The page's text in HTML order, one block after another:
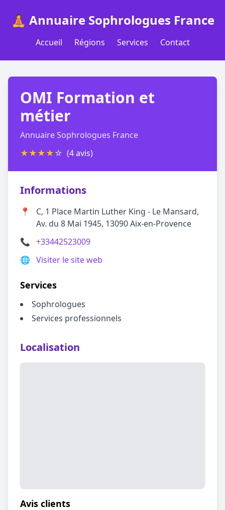
🧘 Annuaire Sophrologues France
Accueil Régions Services Contact
OMI Formation et
métier
Annuaire Sophrologues France
★★★★☆ (4 avis)
Informations
📍
C, 1 Place Martin Luther King - Le Mansard,
Av. du 8 Mai 1945, 13090 Aix-en-Provence
📞 +33442523009
🌐 Visiter le site web
Services
Sophrologues
Services professionnels
Localisation
Avis clients